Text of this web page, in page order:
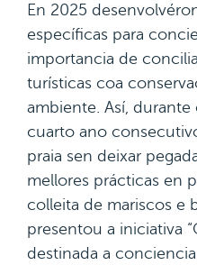
En 2025
específicas para
importancia de
turísticas coa
ambiente. Así,
cuarto ano
praia sen deixar
mellores prácticas en
colleita de mariscos e
presentou a iniciativa
destinada a